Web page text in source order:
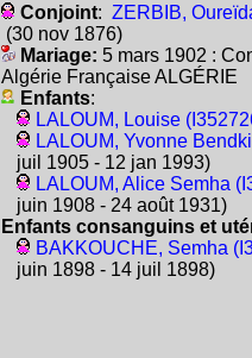
Conjoint: ZERBIB,
(30 nov 1876)
Mariage: 5 mars 1902 :
Algérie Française ALGÉRIE
Enfants:
LALOUM, Louise
LALOUM, Yvonne
juil 1905 - 12 jan 1993)
LALOUM, Alice Semha
juin 1908 - 24 août 1931)
Enfants consanguins et
BAKKOUCHE, Semha
juin 1898 - 14 juil 1898)